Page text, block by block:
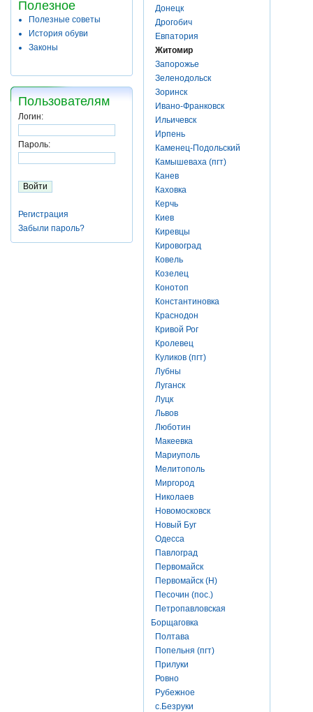
Полезное
Полезные советы
История обуви
Законы
Пользователям
Логин:
Пароль:
Регистрация
Забыли пароль?
Донецк
Дрогобич
Евпатория
Житомир
Запорожье
Зеленодольск
Зоринск
Ивано-Франковск
Ильичевск
Ирпень
Каменец-Подольский
Камышеваха (пгт)
Канев
Каховка
Керчь
Киев
Киревцы
Кировоград
Ковель
Козелец
Конотоп
Константиновка
Краснодон
Кривой Рог
Кролевец
Куликов (пгт)
Лубны
Луганск
Луцк
Львов
Люботин
Макеевка
Мариуполь
Мелитополь
Миргород
Николаев
Новомосковск
Новый Буг
Одесса
Павлоград
Первомайск
Первомайск (Н)
Песочин (пос.)
Петропавловская
Борщаговка
Полтава
Попельня (пгт)
Прилуки
Ровно
Рубежное
с.Безруки